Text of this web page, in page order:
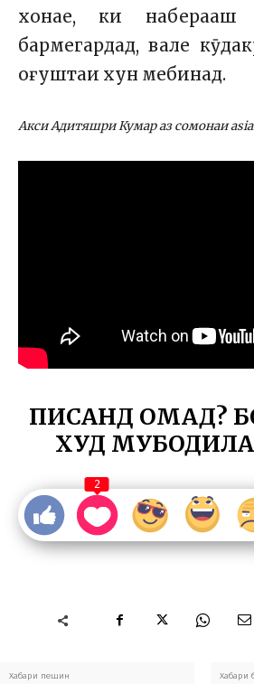
хонае, ки наберааш
бармегардад, вале
оғуштаи хун мебинад.
Акси Адитяшри Кумар аз сомонаи
ПИСАНД ОМАД?
ХУД
2
Хабари пешин Хабари